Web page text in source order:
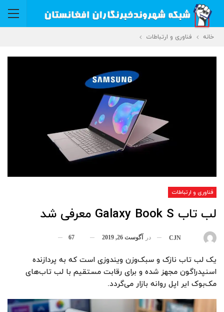
خانه فناوری و ارتباطات
فناوری و ارتباطات
لب تاب Galaxy Book S معرفی شد
CJN در آگوست 26, 2019 67
یک لب تاب نازک و سبک‌وزن ویندوزی است که به پردازنده
اسنپدراگون مجهز شده و برای رقابت مستقیم با لب تاب‌های
مک‌بوک ایر اپل روانه بازار ‌می‌گردد.